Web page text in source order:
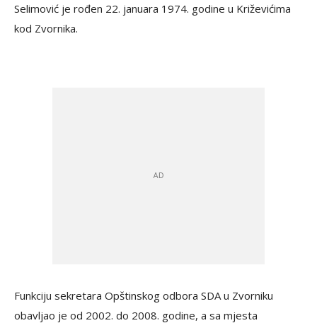
Selimović je rođen 22. januara 1974. godine u Križevićima
kod Zvornika.
Funkciju sekretara Opštinskog odbora SDA u Zvorniku
obavljao je od 2002. do 2008. godine, a sa mjesta